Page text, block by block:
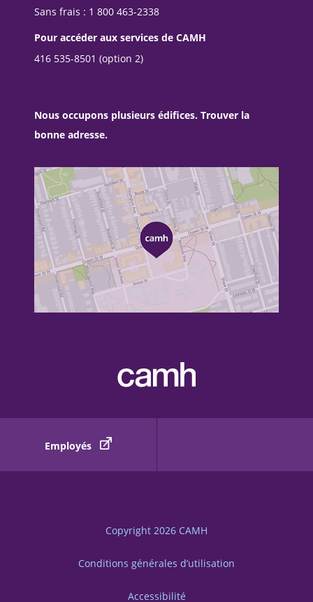
Sans frais : 1 800 463-2338
Pour accéder aux services de CAMH
416 535-8501 (option 2)
Nous occupons plusieurs édifices. Trouver la
bonne adresse.
Employés
Copyright 2026 CAMH
Conditions générales d’utilisation
Accessibilité